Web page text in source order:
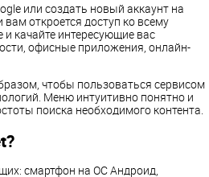
или создать новый аккаунт на
откроется доступ ко всему
качайте интересующие вас
офисные приложения, онлайн-
чтобы пользоваться сервисом
Меню интуитивно понятно и
поиска необходимого контента.
смартфон на ОС Андроид,